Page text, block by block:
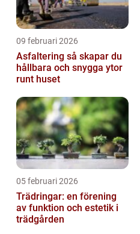
09 februari 2026
Asfaltering så skapar du
hållbara och snygga ytor
runt huset
05 februari 2026
Trädringar: en förening
av funktion och estetik i
trädgården